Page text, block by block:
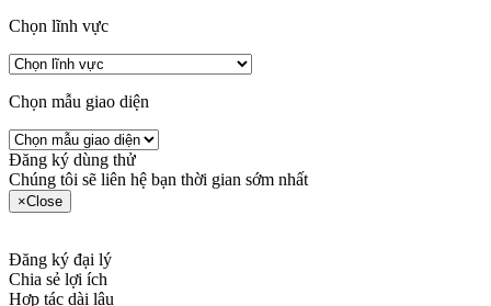
Chọn lĩnh vực
Chọn mẫu giao diện
Đăng ký dùng thử
Chúng tôi sẽ liên hệ bạn thời gian sớm nhất
×Close
Đăng ký đại lý
Chia sẻ lợi ích
Hợp tác dài lâu